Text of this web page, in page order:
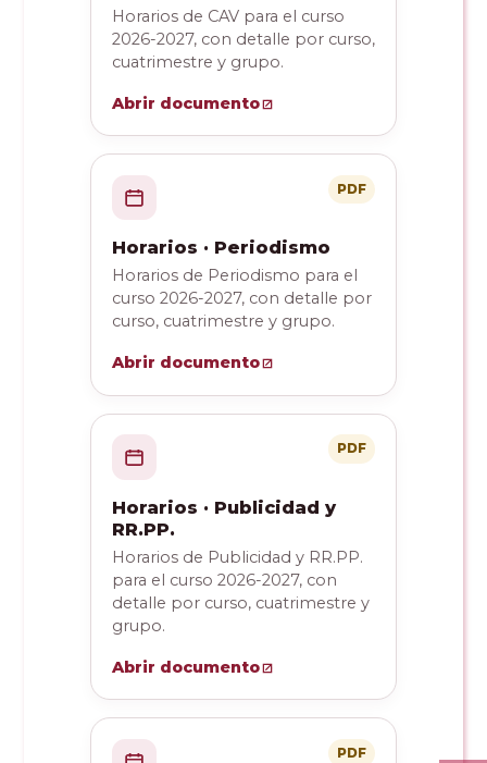
Horarios de CAV para el curso
2026-2027, con detalle por curso,
cuatrimestre y grupo.
Abrir documento
PDF
Horarios · Periodismo
Horarios de Periodismo para el
curso 2026-2027, con detalle por
curso, cuatrimestre y grupo.
Abrir documento
PDF
Horarios · Publicidad y
RR.PP.
Horarios de Publicidad y RR.PP.
para el curso 2026-2027, con
detalle por curso, cuatrimestre y
grupo.
Abrir documento
PDF